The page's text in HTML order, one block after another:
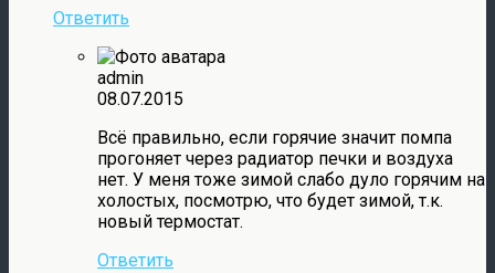
Ответить
admin
08.07.2015
Всё правильно, если горячие значит помпа
прогоняет через радиатор печки и воздуха
нет. У меня тоже зимой слабо дуло горячим на
холостых, посмотрю, что будет зимой, т.к.
новый термостат.
Ответить